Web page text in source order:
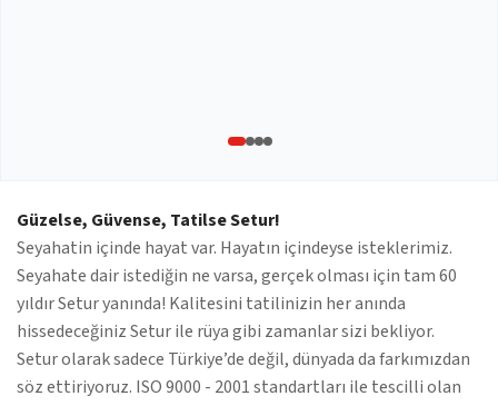
Güzelse, Güvense, Tatilse Setur!
Seyahatin içinde hayat var. Hayatın içindeyse isteklerimiz.
Seyahate dair istediğin ne varsa, gerçek olması için tam 60
yıldır Setur yanında! Kalitesini tatilinizin her anında
hissedeceğiniz Setur ile rüya gibi zamanlar sizi bekliyor.
Setur olarak sadece Türkiye’de değil, dünyada da farkımızdan
söz ettiriyoruz. ISO 9000 - 2001 standartları ile tescilli olan